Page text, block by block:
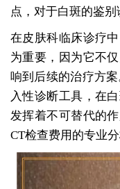
点，对于白斑的鉴别
在皮肤科临床诊疗
为重要，因为它不
响到后续的治疗方
入性诊断工具，在
发挥着不可替代的
CT检查费用的专业分